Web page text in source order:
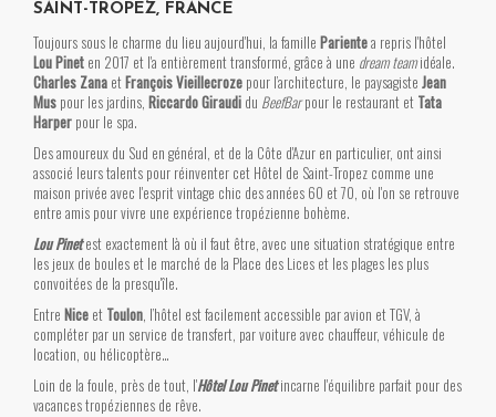
SAINT-TROPEZ, FRANCE
Toujours sous le charme du lieu aujourd'hui, la famille Parientea repris l'hôtel
Lou Pinet en 2017 et l'a entièrement transformé, grâce à une dream teamidéale.
Charles Zana etFrançois Vieillecroze pour l’architecture, le paysagiste Jean
Mus pour les jardins, Riccardo Giraudi du BeefBarpour le restaurant et Tata
Harper pour le spa.
Des amoureux du Sud en général, et de la Côte d'Azur en particulier, ont ainsi
associé leurs talents pour réinventer cet Hôtel de Saint-Tropez comme une
maison privée avec l'esprit vintage chic des années 60 et 70, où l'on se retrouve
entre amis pour vivre une expérience tropézienne bohème.
Lou Pinetest exactement là où il faut être, avec une situation stratégique entre
les jeux de boules et le marché de la Place des Lices et les plages les plus
convoitées de la presqu'île.
Entre Nice et Toulon, l’hôtel est facilement accessible par avion et TGV, à
compléter par un service de transfert, par voiture avec chauffeur, véhicule de
location, ou hélicoptère…
Loin de la foule, près de tout, l'Hôtel Lou Pinetincarne l'équilibre parfait pour des
vacances tropéziennes de rêve.